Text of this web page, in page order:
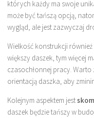
których każdy ma swoje
może być tańszą opcją,
wygląd, ale jest zazwyczaj
Wielkość konstrukcji również
większy daszek, tym więcej
czasochłonnej pracy.
orientacją daszka, aby
Kolejnym aspektem jest
daszek będzie tańszy w